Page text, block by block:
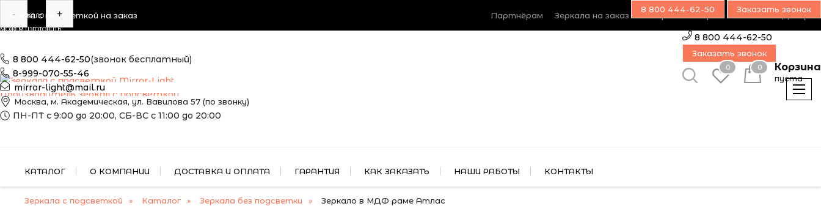
Зеркала с подсветкой на заказ Партнёрам Зеркала на заказ Возврат товара Наш блог Дилерам
Производитель зеркал с подсветкой
8 800 444-62-50(звонок бесплатный)
8-999-070-55-46
mirror-light@mail.ru
Москва, м. Академическая, ул. Вавилова 57 (по звонку)
ПН-ПТ с 9:00 до 20:00, СБ-ВС с 11:00 до 20:00
8 800 444-62-50
Заказать звонок
0 0 Корзина
пуста
КАТАЛОГ О КОМПАНИИ ДОСТАВКА И ОПЛАТА ГАРАНТИЯ КАК ЗАКАЗАТЬ НАШИ РАБОТЫ КОНТАКТЫ
8 800 444-62-50 Заказать звонок
Зеркала с подсветкой Каталог Зеркала без подсветки Зеркало в МДФ раме Атлас
ЭТО ЗЕРКАЛО МЫ
МОЖЕМ ИЗГОТОВИТЬ
РАЗМЕРАМ
- +